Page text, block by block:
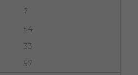
7
54
33
57